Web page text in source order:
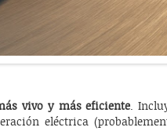
vivo y más eficiente.
eléctrica